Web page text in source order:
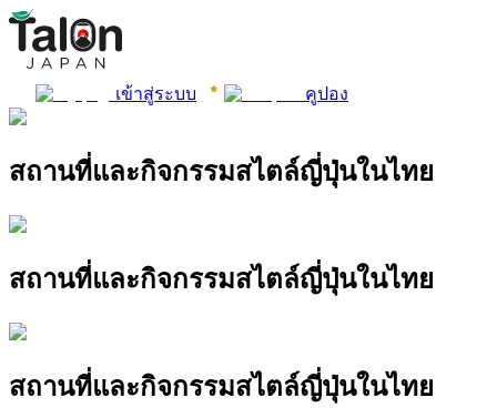
เข้าสู่ระบบ คูปอง
สถานที่และกิจกรรมสไตล์ญี่ปุ่นในไทย
สถานที่และกิจกรรมสไตล์ญี่ปุ่นในไทย
สถานที่และกิจกรรมสไตล์ญี่ปุ่นในไทย